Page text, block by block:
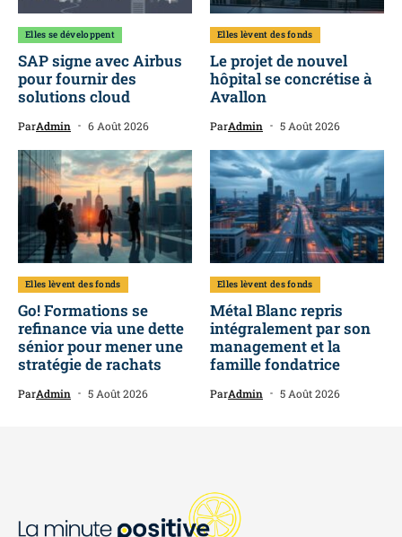
Elles se développent
SAP signe avec Airbus
pour fournir des
solutions cloud
ParAdmin 6 Août 2026
Elles lèvent des fonds
Le projet de nouvel
hôpital se concrétise à
Avallon
ParAdmin 5 Août 2026
Elles lèvent des fonds
Go! Formations se
refinance via une dette
sénior pour mener une
stratégie de rachats
ParAdmin 5 Août 2026
Elles lèvent des fonds
Métal Blanc repris
intégralement par son
management et la
famille fondatrice
ParAdmin 5 Août 2026